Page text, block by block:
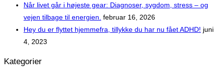
Når livet går i højeste gear: Diagnoser, sygdom, stress – og
vejen tilbage til energien. februar 16, 2026
Hey du er flyttet hjemmefra, tillykke du har nu fået ADHD! juni
4, 2023
Kategorier